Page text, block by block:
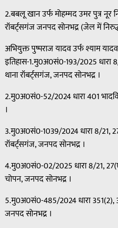
2.बबलू खान उर्फ मोहम्मद उमर पुत्र नूर
रॉबर्ट्सगंज जनपद सोनभद्र (जेल में
अभियुक्त पुष्पराज यादव उर्फ श्याम
इतिहास-1.मु0अ0सं0-193/2025 धारा
थाना रॉबर्ट्सगंज, जनपद सोनभद्र ।
2.मु0अ0सं0-52/2024 धारा 401
।
3.मु0अ0सं0-1039/2024 धारा 8/21,
रॉबर्ट्सगंज, जनपद सोनभद्र ।
4.मु0अ0सं0-02/2025 धारा 8/21,
चोपन, जनपद सोनभद्र ।
5.मु0अ0सं0-485/2024 धारा 351(2),
जनपद सोनभद्र ।